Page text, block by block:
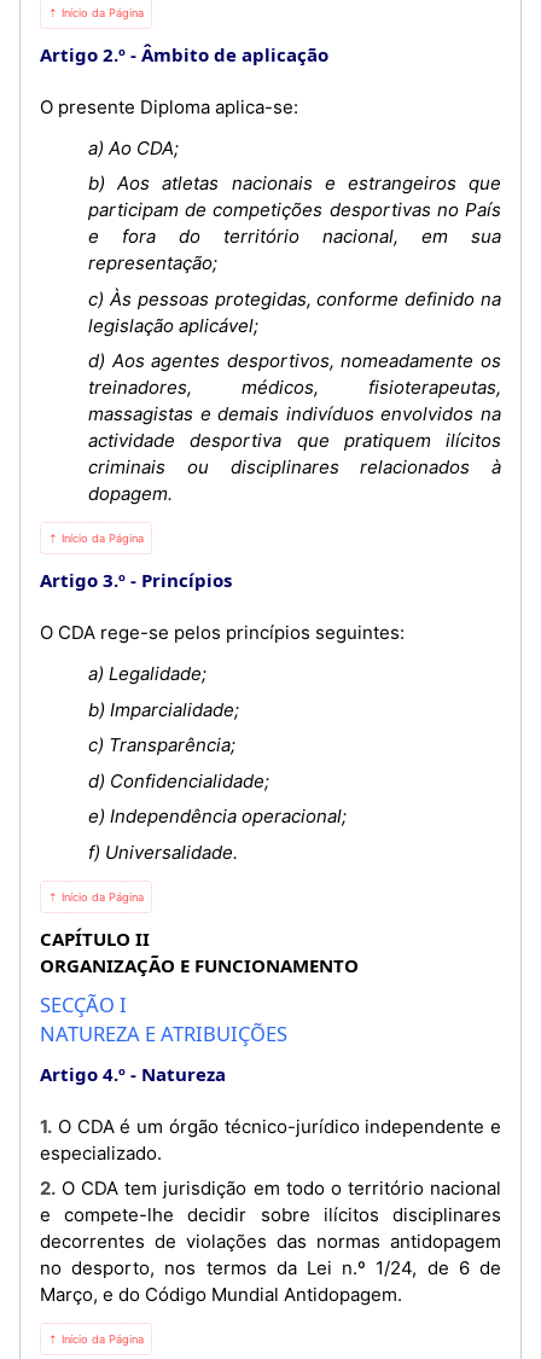
⇡ Início da Página
Artigo 2.º Âmbito de aplicação
O presente Diploma aplica-se:
a) Ao CDA;
b) Aos atletas nacionais e estrangeiros que
participam de competições desportivas no País
e fora do território nacional, em sua
representação;
c) Às pessoas protegidas, conforme definido na
legislação aplicável;
d) Aos agentes desportivos, nomeadamente os
treinadores, médicos, fisioterapeutas,
massagistas e demais indivíduos envolvidos na
actividade desportiva que pratiquem ilícitos
criminais ou disciplinares relacionados à
dopagem.
⇡ Início da Página
Artigo 3.º Princípios
O CDA rege-se pelos princípios seguintes:
a) Legalidade;
b) Imparcialidade;
c) Transparência;
d) Confidencialidade;
e) Independência operacional;
f) Universalidade.
⇡ Início da Página
CAPÍTULO II
ORGANIZAÇÃO E FUNCIONAMENTO
SECÇÃO I
NATUREZA E ATRIBUIÇÕES
Artigo 4.º Natureza
1. O CDA é um órgão técnico-jurídico independente e
especializado.
2. O CDA tem jurisdição em todo o território nacional
e compete-lhe decidir sobre ilícitos disciplinares
decorrentes de violações das normas antidopagem
no desporto, nos termos da Lei n.º 1/24, de 6 de
Março, e do Código Mundial Antidopagem.
⇡ Início da Página